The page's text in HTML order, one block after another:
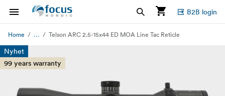
B2B login
Home ... Telson ARC 2.5-15x44 ED MOA Line Tac Reticle
Nyhet
99 years warranty